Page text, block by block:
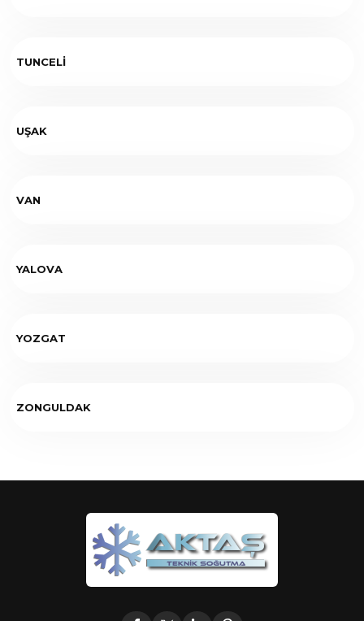
TUNCELİ
UŞAK
VAN
YALOVA
YOZGAT
ZONGULDAK